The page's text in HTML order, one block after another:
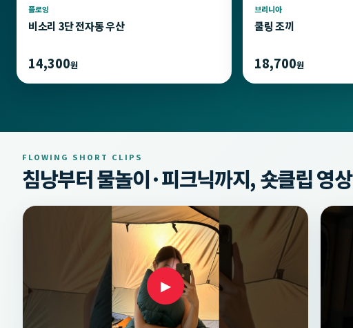
플로잉
비소리 3단 전자동 우산
14,300원
브리니아
쿨링 조끼
18,700원
FLOWING SHORT CLIPS
침낭부터 물놀이·피크닉까지, 숏클립 영상
▶